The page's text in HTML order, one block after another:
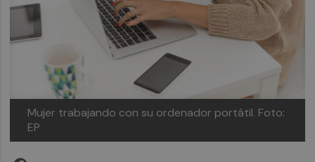
Mujer trabajando con su ordenador portátil. Foto:
EP